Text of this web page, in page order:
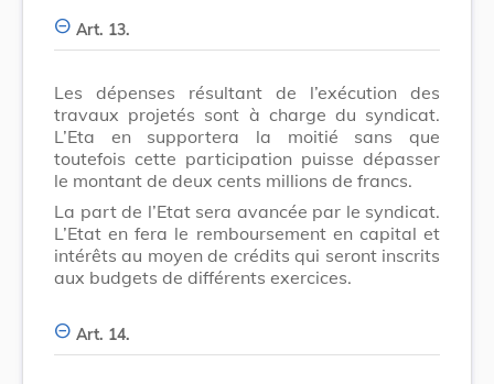
Art. 13.
Les dépenses résultant de l’exécution des
travaux projetés sont à charge du syndicat.
L’Eta en supportera la moitié sans que
toutefois cette participation puisse dépasser
le montant de deux cents millions de francs.
La part de l’Etat sera avancée par le syndicat.
L’Etat en fera le remboursement en capital et
intérêts au moyen de crédits qui seront inscrits
aux budgets de différents exercices.
Art. 14.